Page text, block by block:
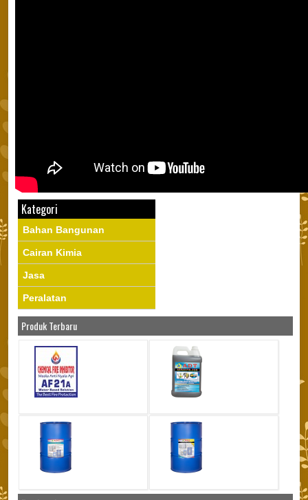
Kategori
Bahan Bangunan
Cairan Kimia
Jasa
Peralatan
Produk Terbaru